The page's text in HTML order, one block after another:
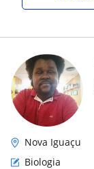
Nova Iguaçu
Biologia